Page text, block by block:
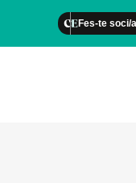
Fes-te soci/a